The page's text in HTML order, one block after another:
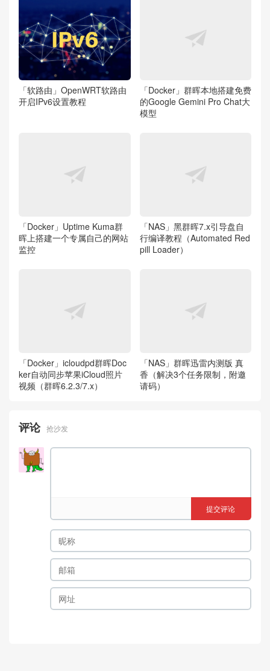
「软路由」OpenWRT软路由
开启IPv6设置教程
「Docker」群晖本地搭建免费
的Google Gemini Pro Chat大
模型
「Docker」Uptime Kuma群
晖上搭建一个专属自己的网站
监控
「NAS」黑群晖7.x引导盘自
行编译教程（Automated Red
pill Loader）
「Docker」icloudpd群晖Doc
ker自动同步苹果iCloud照片
视频（群晖6.2.3/7.x）
「NAS」群晖迅雷内测版 真
香（解决3个任务限制，附邀
请码）
评论 抢沙发
提交评论